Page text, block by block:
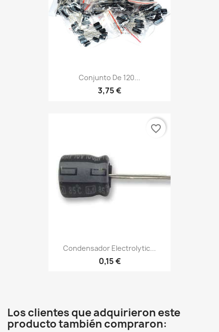
Conjunto De 120...
3,75 €
Condensador Electrolytic...
0,15 €
favorite_border
Los clientes que adquirieron este
producto también compraron: